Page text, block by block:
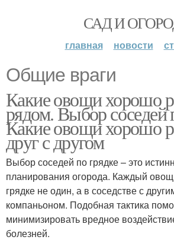
САД И
главная новости
Общие враги
Какие овощи хорошо
рядом. Выбор соседей
Какие овощи хорошо
друг с другом
Выбор соседей по грядке – это
планирования огорода. Каждый
грядке не один, а в соседстве с
компаньоном. Подобная тактика
минимизировать вредное
болезней.